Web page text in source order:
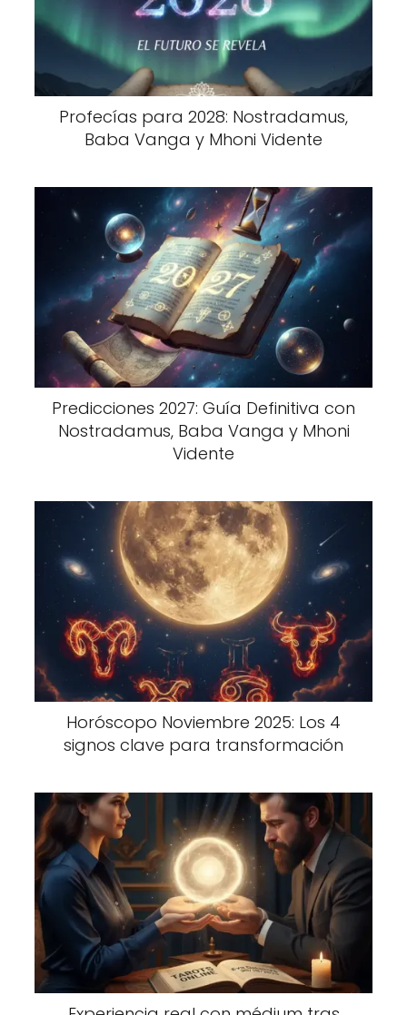
Profecías para 2028: Nostradamus,
Baba Vanga y Mhoni Vidente
Predicciones 2027: Guía Definitiva con
Nostradamus, Baba Vanga y Mhoni
Vidente
Horóscopo Noviembre 2025: Los 4
signos clave para transformación